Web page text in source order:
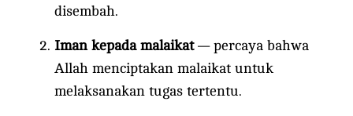
disembah.
Iman kepada malaikat— percaya bahwa
Allah menciptakan malaikat untuk
melaksanakan tugas tertentu.